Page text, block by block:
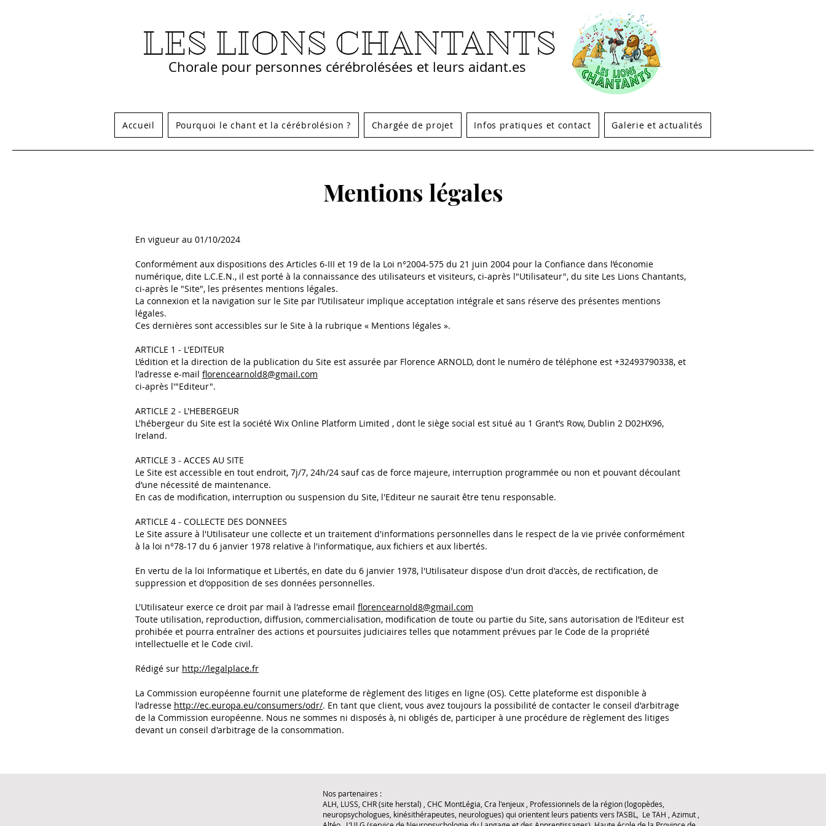
LES LIONS CHANTANTS
Chorale pour personnes cérébrolésées et leurs aidant.es
Accueil Pourquoi le chant et la cérébrolésion ? Chargée de projet Infos pratiques et contact Galerie et actualités
Mentions légales
En vigueur au 01/10/2024
Conformément aux dispositions des Articles 6-III et 19 de la Loi n°2004-575 du 21 juin 2004 pour la Confiance dans l’économie
numérique, dite L.C.E.N., il est porté à la connaissance des utilisateurs et visiteurs, ci-après l"Utilisateur", du site Les Lions Chantants,
ci-après le "Site", les présentes mentions légales.
La connexion et la navigation sur le Site par l’Utilisateur implique acceptation intégrale et sans réserve des présentes mentions
légales.
Ces dernières sont accessibles sur le Site à la rubrique « Mentions légales ».
ARTICLE 1 - L'EDITEUR
L’édition et la direction de la publication du Site est assurée par Florence ARNOLD, dont le numéro de téléphone est +32493790338, et
l'adresse e-mail florencearnold8@gmail.com
ci-après l'"Editeur".
ARTICLE 2 - L'HEBERGEUR
L'hébergeur du Site est la société Wix Online Platform Limited , dont le siège social est situé au 1 Grant’s Row, Dublin 2 D02HX96,
Ireland.
ARTICLE 3 - ACCES AU SITE
Le Site est accessible en tout endroit, 7j/7, 24h/24 sauf cas de force majeure, interruption programmée ou non et pouvant découlant
d’une nécessité de maintenance.
En cas de modification, interruption ou suspension du Site, l'Editeur ne saurait être tenu responsable.
ARTICLE 4 - COLLECTE DES DONNEES
Le Site assure à l'Utilisateur une collecte et un traitement d'informations personnelles dans le respect de la vie privée conformément
à la loi n°78-17 du 6 janvier 1978 relative à l'informatique, aux fichiers et aux libertés.
En vertu de la loi Informatique et Libertés, en date du 6 janvier 1978, l'Utilisateur dispose d'un droit d'accès, de rectification, de
suppression et d'opposition de ses données personnelles.
L'Utilisateur exerce ce droit par mail à l'adresse email florencearnold8@gmail.com
Toute utilisation, reproduction, diffusion, commercialisation, modification de toute ou partie du Site, sans autorisation de l’Editeur est
prohibée et pourra entraîner des actions et poursuites judiciaires telles que notamment prévues par le Code de la propriété
intellectuelle et le Code civil.
Rédigé sur http://legalplace.fr
La Commission européenne fournit une plateforme de règlement des litiges en ligne (OS). Cette plateforme est disponible à
l'adresse http://ec.europa.eu/consumers/odr/. En tant que client, vous avez toujours la possibilité de contacter le conseil d'arbitrage
de la Commission européenne. Nous ne sommes ni disposés à, ni obligés de, participer à une procédure de règlement des litiges
devant un conseil d'arbitrage de la consommation.
Nos partenaires :
ALH, LUSS, CHR (site herstal) , CHC MontLégia, Cra l'enjeux , Professionnels de la région (logopèdes,
neuropsychologues, kinésithérapeutes, neurologues) qui orientent leurs patients vers l’ASBL, Le TAH , Azimut ,